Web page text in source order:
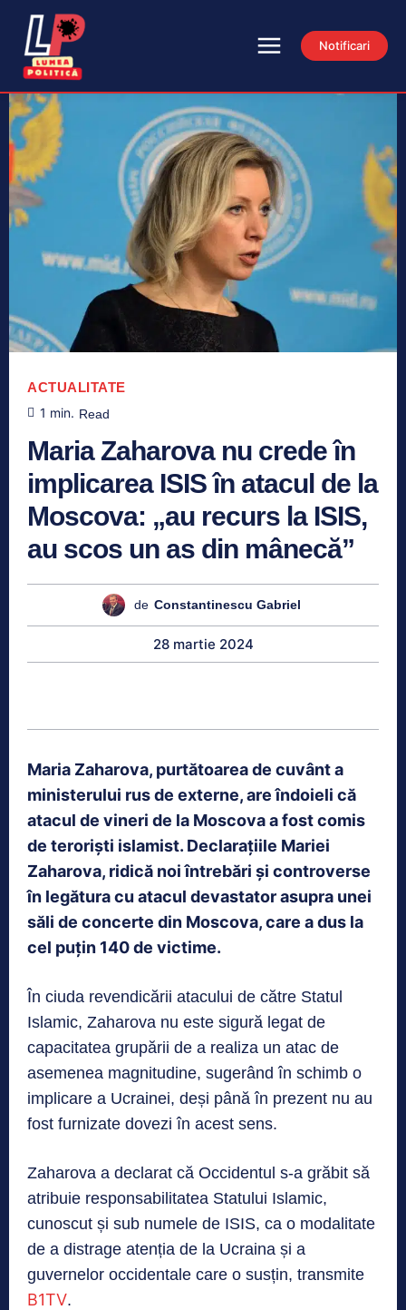
Notificari
ACTUALITATE
1 min. Read
Maria Zaharova nu crede în
implicarea ISIS în atacul de la
Moscova: „au recurs la ISIS,
au scos un as din mânecă”
de Constantinescu Gabriel
28 martie 2024
Maria Zaharova, purtătoarea de cuvânt a
ministerului rus de externe, are îndoieli că
atacul de vineri de la Moscova a fost comis
de teroriști islamist. Declarațiile Mariei
Zaharova, ridică noi întrebări și controverse
în legătura cu atacul devastator asupra unei
săli de concerte din Moscova, care a dus la
cel puțin 140 de victime.
În ciuda revendicării atacului de către Statul
Islamic, Zaharova nu este sigură legat de
capacitatea grupării de a realiza un atac de
asemenea magnitudine, sugerând în schimb o
implicare a Ucrainei, deși până în prezent nu au
fost furnizate dovezi în acest sens.
Zaharova a declarat că Occidentul s-a grăbit să
atribuie responsabilitatea Statului Islamic,
cunoscut și sub numele de ISIS, ca o modalitate
de a distrage atenția de la Ucraina și a
guvernelor occidentale care o susțin, transmite
B1TV.